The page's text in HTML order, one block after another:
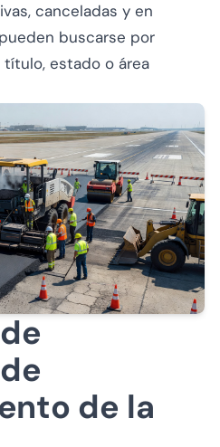
canceladas y en
buscarse por
estado o área
de la